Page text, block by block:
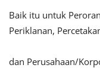
Baik itu untuk
Periklanan,
dan Perusahaan/